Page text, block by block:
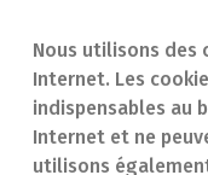
Nous utilisons des
Internet. Les
indispensables au
Internet et ne
utilisons
Trouver une
pharmacie